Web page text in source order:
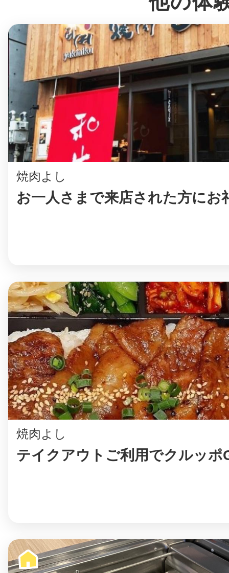
焼肉よし
お一人さまで来店された方にお
焼肉よし
テイクアウトご利用でクルッポ
厚木
八尾
鎌倉
相模原
渋谷区
八女
日立